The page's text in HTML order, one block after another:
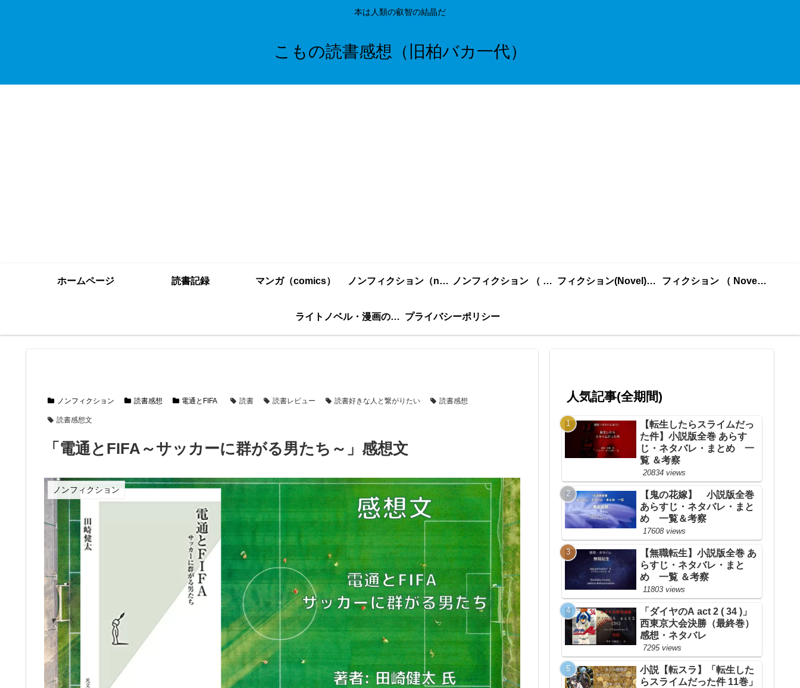
本は人類の叡智の結晶だ
こもの読書感想（旧柏バカ一代）
ホームページ 読書記録 マンガ（comics） ノンフィクション（nonfiction）更新順 ノンフィクション （ nonfiction ） あいうえお順 フィクション(Novel)更新順 フィクション （ Novel ） あいうえお順
ライトノベル・漫画の感想・ネタバレまとめ｜こもの読書感想 プライバシーポリシー
ノンフィクション 読書感想 電通とFIFA 読書 読書レビュー 読書好きな人と繋がりたい 読書感想
読書感想文
「電通とFIFA～サッカーに群がる男たち～」感想文
ノンフィクション
人気記事(全期間)
【転生したらスライムだっ
た件】小説版全巻 あらす
じ・ネタバレ・まとめ 一
覧 ＆考察
20834 views
【鬼の花嫁】 小説版全巻
あらすじ・ネタバレ・まと
め 一覧＆考察
17608 views
【無職転生】小説版全巻 あ
らすじ・ネタバレ・まと
め 一覧 ＆考察
11803 views
「ダイヤのA act 2 ( 34 )」
西東京大会決勝（最終巻）
感想・ネタバレ
7295 views
小説【転スラ】「転生した
らスライムだった件 11巻」